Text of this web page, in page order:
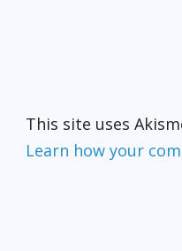
This site uses
Learn how your